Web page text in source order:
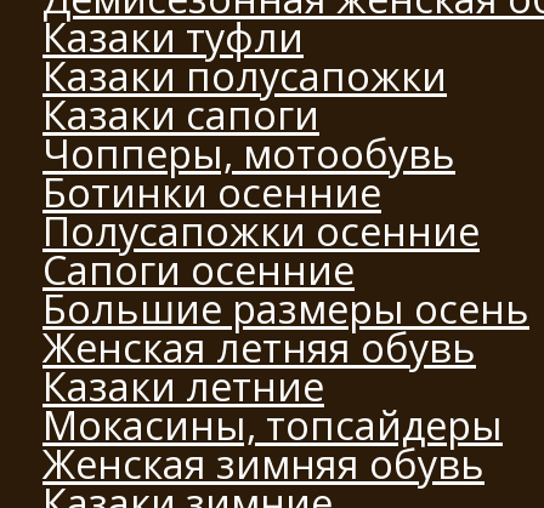
Казаки туфли
Казаки полусапожки
Казаки сапоги
Чопперы, мотообувь
Ботинки осенние
Полусапожки осенние
Сапоги осенние
Большие размеры осень
Женская летняя обувь
Казаки летние
Мокасины, топсайдеры
Женская зимняя обувь